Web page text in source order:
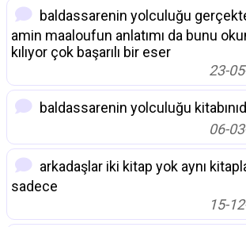
baldassarenin yolculuğu
amin maaloufun anlatımı da bunu
kılıyor çok başarılı bir eser
23-
baldassarenin yolculuğu
06-
arkadaşlar iki kitap yok aynı
sadece
15-